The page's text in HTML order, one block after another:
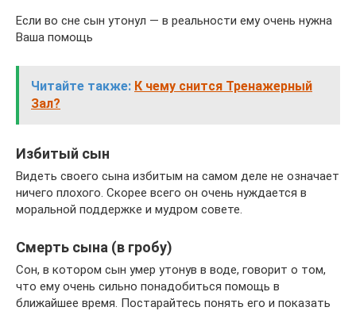
Если во сне сын утонул — в реальности ему очень нужна
Ваша помощь
Читайте также: К чему снится Тренажерный
Зал?
Избитый сын
Видеть своего сына избитым на самом деле не означает
ничего плохого. Скорее всего он очень нуждается в
моральной поддержке и мудром совете.
Смерть сына (в гробу)
Сон, в котором сын умер утонув в воде, говорит о том,
что ему очень сильно понадобиться помощь в
ближайшее время. Постарайтесь понять его и показать